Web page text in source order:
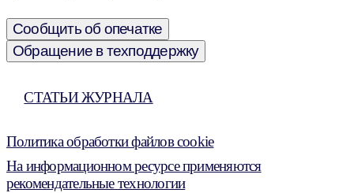
Сообщить об опечатке
Обращение в техподдержку
СТАТЬИ ЖУРНАЛА
Политика обработки файлов cookie
На информационном ресурсе применяются
рекомендательные технологии